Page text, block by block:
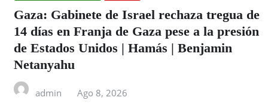
Gaza: Gabinete de Israel rechaza tregua de
14 días en Franja de Gaza pese a la presión
de Estados Unidos | Hamás | Benjamin
Netanyahu
admin Ago 8, 2026